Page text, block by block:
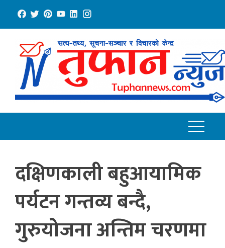
content
दक्षिणकाली बहुआयामिक
पर्यटन गन्तव्य बन्दै,
गुरुयोजना अन्तिम चरणमा